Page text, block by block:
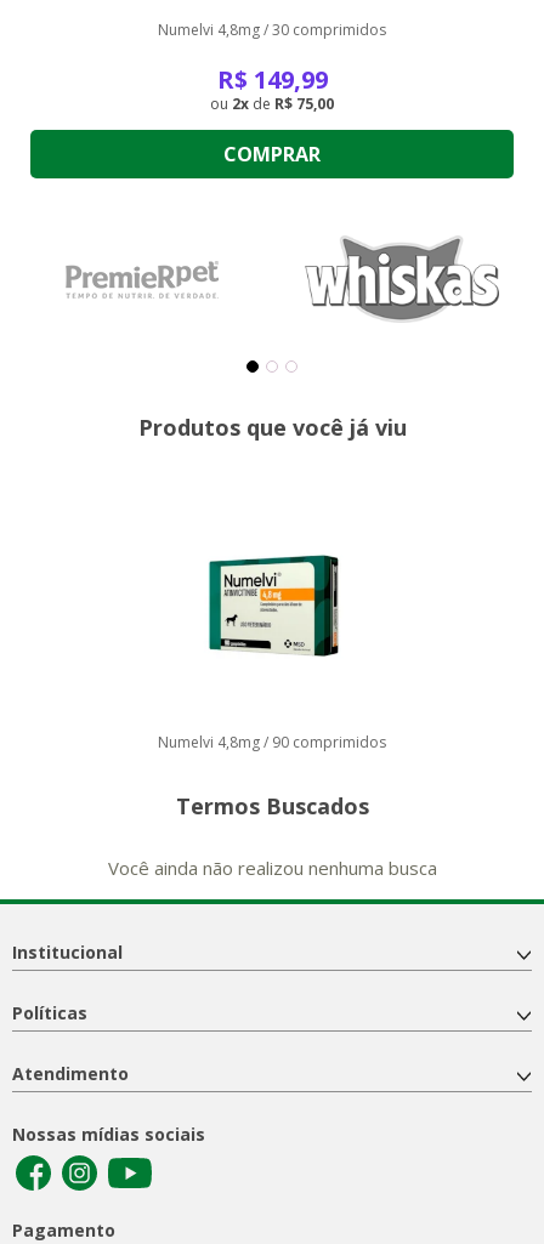
Numelvi 4,8mg / 30 comprimidos
R$ 149,99
2 de R$ 75,00
COMPRAR
Produtos que você já viu
Numelvi 4,8mg / 90 comprimidos
Termos Buscados
Você ainda não realizou nenhuma busca
Institucional
Políticas
Atendimento
Nossas mídias sociais
Pagamento